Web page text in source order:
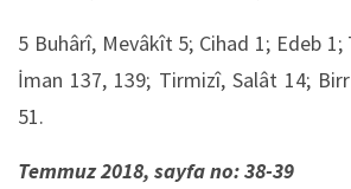
5 Buhârî, Mevâkît 5; Cihad 1; Edeb
İman 137, 139; Tirmizî, Salât 14;
51.
Temmuz 2018, sayfa no: 38-39